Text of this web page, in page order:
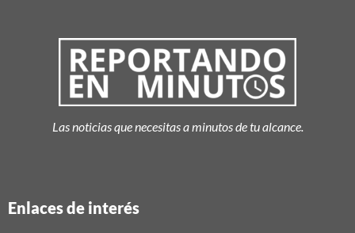
Las noticias que necesitas a minutos de tu alcance.
Enlaces de interés